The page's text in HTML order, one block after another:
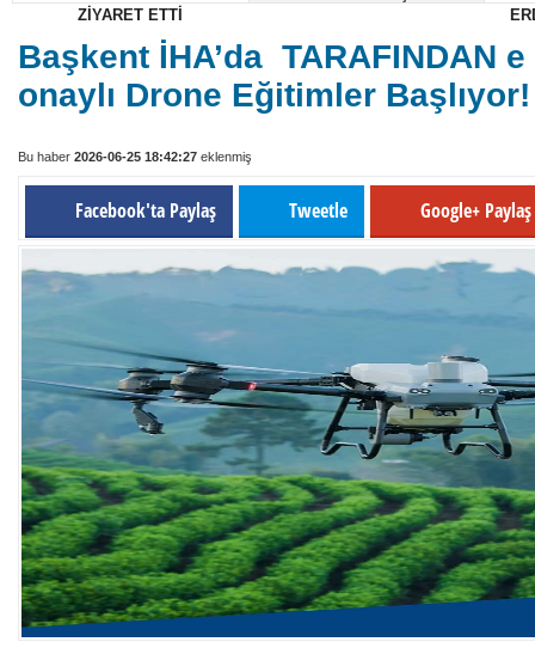
22:50
BAŞKAN ÜNLÜ'DEN BAŞKAN ÇOKKESER'E HAYIRLI
20:33 BAŞKAN ÜNLÜ VE YÖNETİMİNDEN BAŞKAN
ZİYARET ETTİ
Başkent İHA’da TARAFINDAN
onaylı Drone Eğitimler Başlıyor!
Bu haber 2026-06-25 18:42:27 eklenmiş
Facebook'ta Paylaş Tweetle Google+ Paylaş